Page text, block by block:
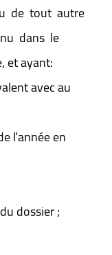
de tout autre
dans le
et ayant:
avec au
l’année en
dossier ;